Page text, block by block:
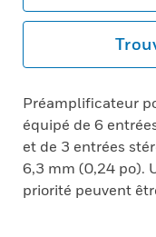
Préamplificateur
équipé de 6
et de 3 entrées
6,3 mm (0,24 po).
priorité peuvent